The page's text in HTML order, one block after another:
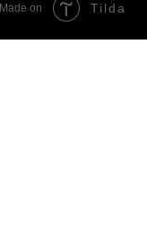
Made on Tilda